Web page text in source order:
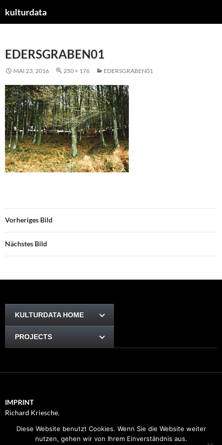
kulturdata
EDERSGRABEN01
MAI 23, 2016 250 × 176 EDERSGRABEN01
Vorheriges Bild
Nächstes Bild
KULTURDATA HOME
PROJECTS
IMPRINT
Richard Kriesche,
GrazDiese Website benutzt Cookies. Wenn Sie die Website weiter
nutzen, gehen wir von Ihrem Einverständnis aus.